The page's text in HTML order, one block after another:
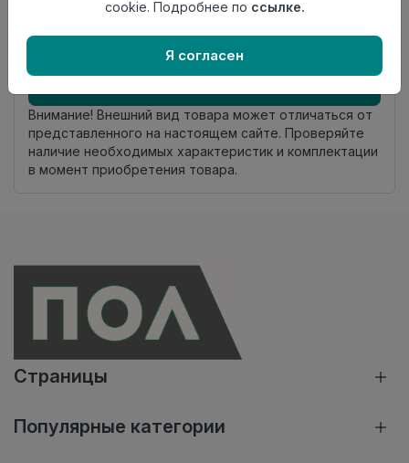
происхождения
Россия
Внимание! Внешний вид товара может отличаться от
представленного на настоящем сайте. Проверяйте
наличие необходимых характеристик и комплектации
в момент приобретения товара.
Страницы
Популярные категории
cookie. Подробнее по ссылке.
Я согласен